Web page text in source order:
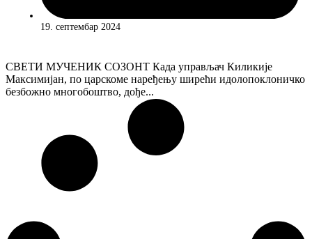
19. септембар 2024
СВЕТИ МУЧЕНИК СОЗОНТ Када управљач Киликије
Максимијан, по царскоме наређењу ширећи идолопоклоничко
безбожно многобоштво, дође...